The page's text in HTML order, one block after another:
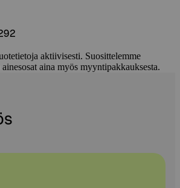
aktiivisesti. Suosittelemme
aina myös myyntipakkauksesta.